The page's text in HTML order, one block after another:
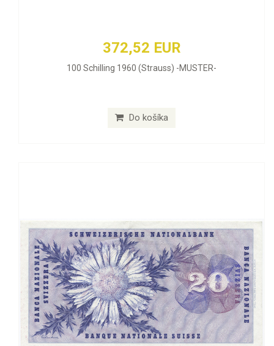
372,52 EUR
100 Schilling 1960 (Strauss) -MUSTER-
Do košíka